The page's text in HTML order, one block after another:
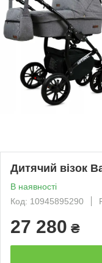
Дитячий візок
В наявності
Код: 10945895290
27 280 ₴